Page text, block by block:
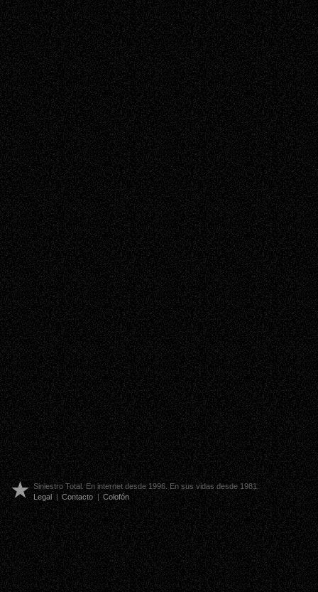
Siniestro Total. En internet desde 1996. En sus vidas desde 1981.
Legal | Contacto | Colofón